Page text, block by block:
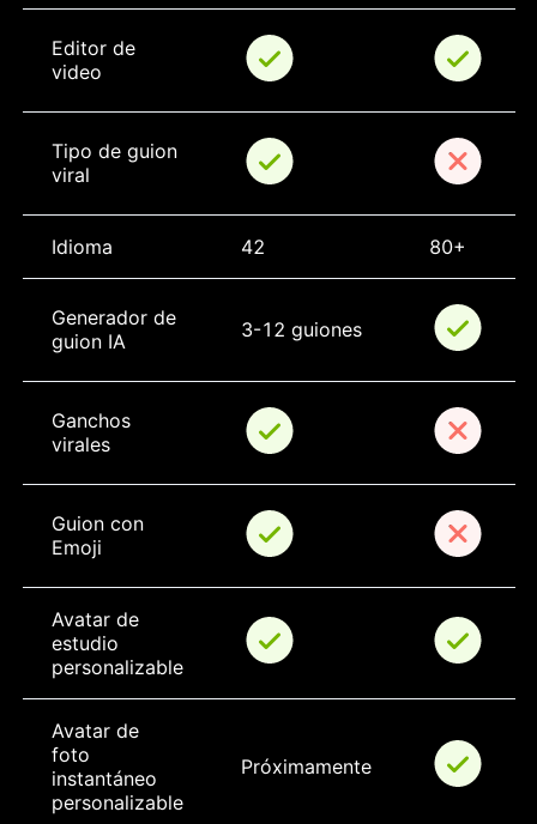
Editor de
video
Tipo de guion
viral
Idioma 42 80+
Generador de
guion IA
3-12 guiones
Ganchos
virales
Guion con
Emoji
Avatar de
estudio
personalizable
Avatar de
foto
instantáneo
personalizable
Próximamente